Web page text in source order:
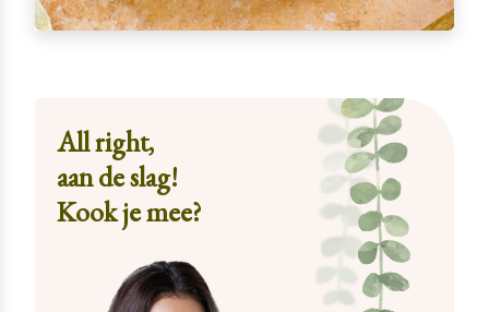
All right,
aan de slag!
Kook je mee?